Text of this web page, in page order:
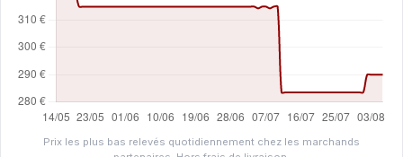
Prix les plus bas relevés quotidiennement chez les marchands